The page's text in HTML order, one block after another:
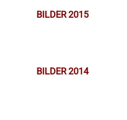
BILDER 2015
BILDER 2014